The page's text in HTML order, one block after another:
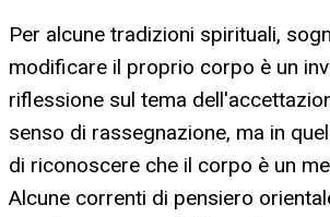
Per alcune tradizioni spirituali,
modificare il proprio corpo è un
riflessione sul tema
senso di rassegnazione, ma in
di riconoscere che il corpo è un
Alcune correnti di pensiero